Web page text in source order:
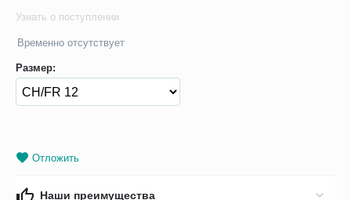
Узнать о поступлении
Временно отсутствует
Размер:
Отложить
Наши преимущества